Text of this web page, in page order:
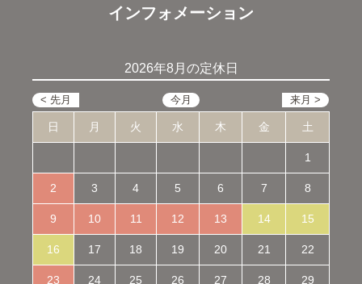
インフォメーション
2026年8月の定休日
日 月 火 水 木 金 土
1
2 3 4 5 6 7 8
9 10 11 12 13 14 15
16 17 18 19 20 21 22
23 24 25 26 27 28 29